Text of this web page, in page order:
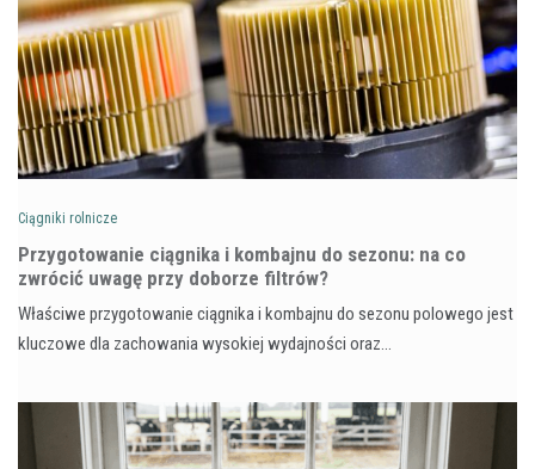
Ciągniki rolnicze
Przygotowanie ciągnika i kombajnu do sezonu: na co
zwrócić uwagę przy doborze filtrów?
Właściwe przygotowanie ciągnika i kombajnu do sezonu polowego jest
kluczowe dla zachowania wysokiej wydajności oraz…